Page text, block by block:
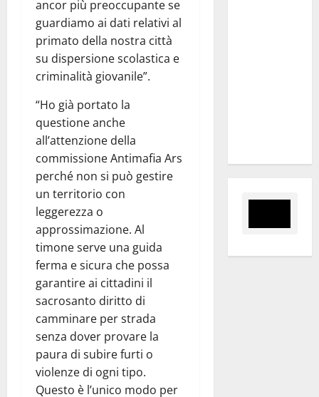
ancor più preoccupante se
guardiamo ai dati relativi al
primato della nostra città
su dispersione scolastica e
criminalità giovanile”.
“Ho già portato la
questione anche
all’attenzione della
commissione Antimafia Ars
perché non si può gestire
un territorio con
leggerezza o
approssimazione. Al
timone serve una guida
ferma e sicura che possa
garantire ai cittadini il
sacrosanto diritto di
camminare per strada
senza dover provare la
paura di subire furti o
violenze di ogni tipo.
Questo è l’unico modo per